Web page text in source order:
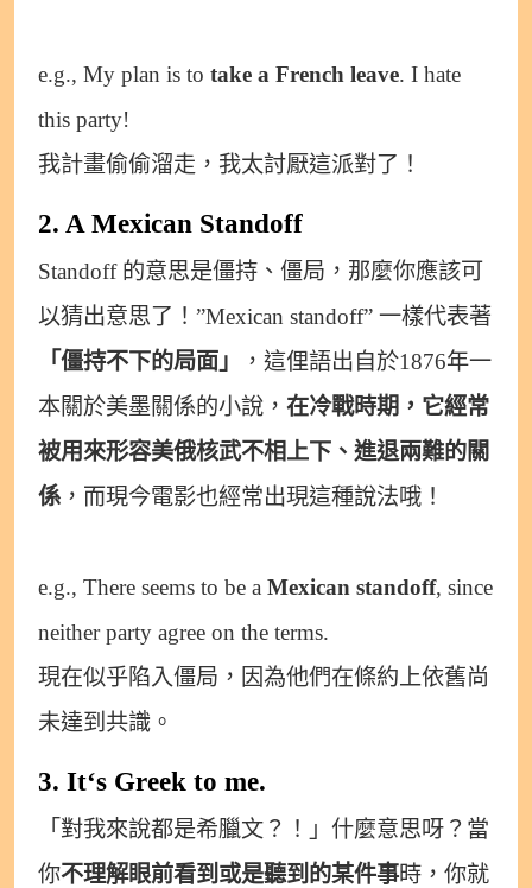
e.g., My plan is to take a French leave. I hate
this party!
我計畫偷偷溜走，我太討厭這派對了！
2. A Mexican Standoff
Standoff 的意思是僵持、僵局，那麼你應該可
以猜出意思了！”Mexican standoff” 一樣代表著
「僵持不下的局面」
，這俚語出自於1876年一
本關於美墨關係的小說， 在冷戰時期，它經常
被用來形容美俄核武不相上下、進退兩難的關
係 ，而現今電影也經常出現這種說法哦！
e.g., There seems to be a Mexican standoff, since
neither party agree on the terms.
現在似乎陷入僵局，因為他們在條約上依舊尚
未達到共識。
3. It‘s Greek to me.
「對我來說都是希臘文？！」什麼意思呀？當
你不理解眼前看到或是聽到的某件事時，你就